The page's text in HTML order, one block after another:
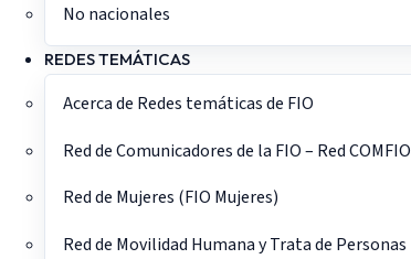
No nacionales
REDES TEMÁTICAS
Acerca de Redes temáticas de FIO
Red de Comunicadores de la FIO – Red COMFIO
Red de Mujeres (FIO Mujeres)
Red de Movilidad Humana y Trata de Personas